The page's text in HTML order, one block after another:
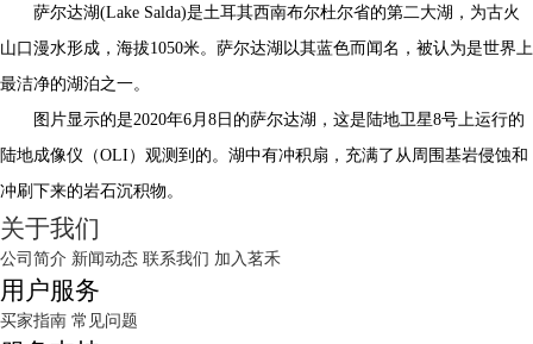
萨尔达湖(Lake Salda)是土耳其西南布尔杜尔省的第二大湖，为古火
山口漫水形成，海拔1050米。萨尔达湖以其蓝色而闻名，被认为是世界上
最洁净的湖泊之一。
图片显示的是2020年6月8日的萨尔达湖，这是陆地卫星8号上运行的
陆地成像仪（OLI）观测到的。湖中有冲积扇，充满了从周围基岩侵蚀和
冲刷下来的岩石沉积物。
关于我们
公司简介 新闻动态 联系我们 加入茗禾
用户服务
买家指南 常见问题